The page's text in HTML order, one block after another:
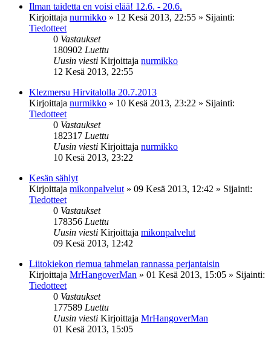
Ilman taidetta en voisi elää! 12.6. - 20.6.
Kirjoittaja nurmikko » 12 Kesä 2013, 22:55 » Sijainti:
Tiedotteet
0 Vastaukset
180902 Luettu
Uusin viesti Kirjoittaja nurmikko
12 Kesä 2013, 22:55
Klezmersu Hirvitalolla 20.7.2013
Kirjoittaja nurmikko » 10 Kesä 2013, 23:22 » Sijainti:
Tiedotteet
0 Vastaukset
182317 Luettu
Uusin viesti Kirjoittaja nurmikko
10 Kesä 2013, 23:22
Kesän sählyt
Kirjoittaja mikonpalvelut » 09 Kesä 2013, 12:42 » Sijainti:
Tiedotteet
0 Vastaukset
178356 Luettu
Uusin viesti Kirjoittaja mikonpalvelut
09 Kesä 2013, 12:42
Liitokiekon riemua tahmelan rannassa perjantaisin
Kirjoittaja MrHangoverMan » 01 Kesä 2013, 15:05 » Sijainti:
Tiedotteet
0 Vastaukset
177589 Luettu
Uusin viesti Kirjoittaja MrHangoverMan
01 Kesä 2013, 15:05